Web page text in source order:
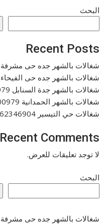
البحث
Recent Posts
شغالات بالشهر جده حى مشرفة 0577265649
شغالات بالشهر جده حى الفيحاء 0577265649
شغالات بالشهر جدة السنابل 0571400979
شغالات بالشهر الحمدانية 0571400979
شغالات حي التيسير 0562346904
Recent Comments
لا توجد تعليقات للعرض.
البحث
شغالات بالشهر جده حى مشرفة 0577265649